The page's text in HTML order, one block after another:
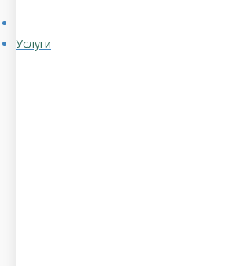
Услуги